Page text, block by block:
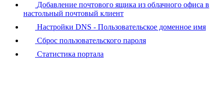
Добавление почтового ящика из облачного офиса в
настольный почтовый клиент
Настройки DNS - Пользовательское доменное имя
Сброс пользовательского пароля
Статистика портала